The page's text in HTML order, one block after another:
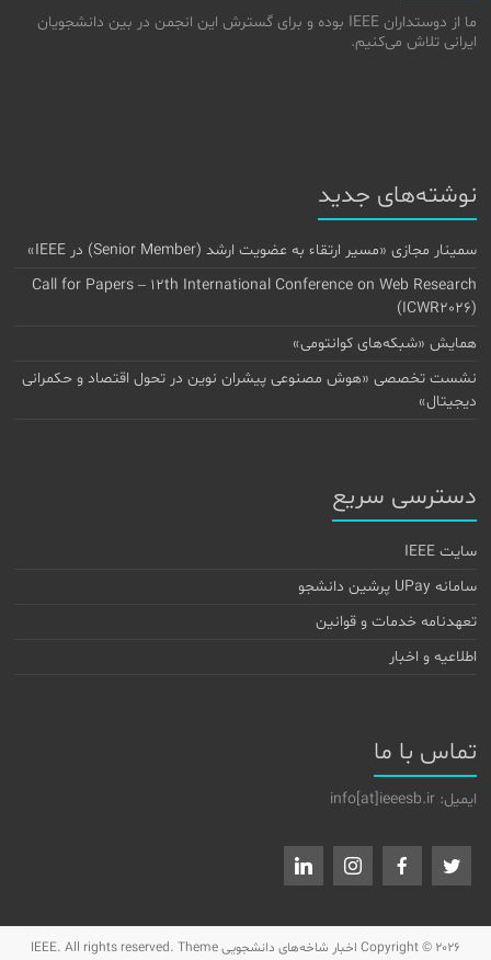
ما از دوستداران IEEE بوده و برای گسترش این انجمن در بین دانشجویان
ایرانی تلاش می‌کنیم.
نوشته‌های جدید
سمینار مجازی «مسیر ارتقاء به عضویت ارشد (Senior Member) در IEEE»
Call for Papers – 12th International Conference on Web Research
(ICWR2026)
همایش «شبکه‌های کوانتومی»
نشست تخصصی «هوش مصنوعی پیشران نوین در تحول اقتصاد و حکمرانی
دیجیتال»
دسترسی سریع
سایت IEEE
سامانه UPay پرشین دانشجو
تعهدنامه خدمات و قوانین
اطلاعیه و اخبار
تماس با ما
ایمیل: info[at]ieeesb.ir
Copyright © 2026 اخبار شاخه‌های دانشجویی IEEE. All rights reserved. Theme